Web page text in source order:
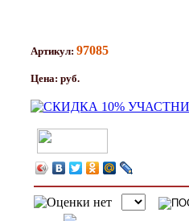
Артикул: 97085
Цена: руб.